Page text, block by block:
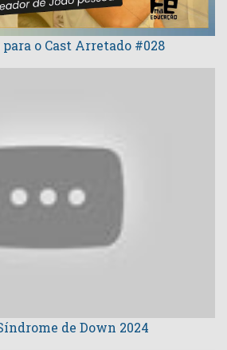
o Cast Arretado #028
de Down 2024